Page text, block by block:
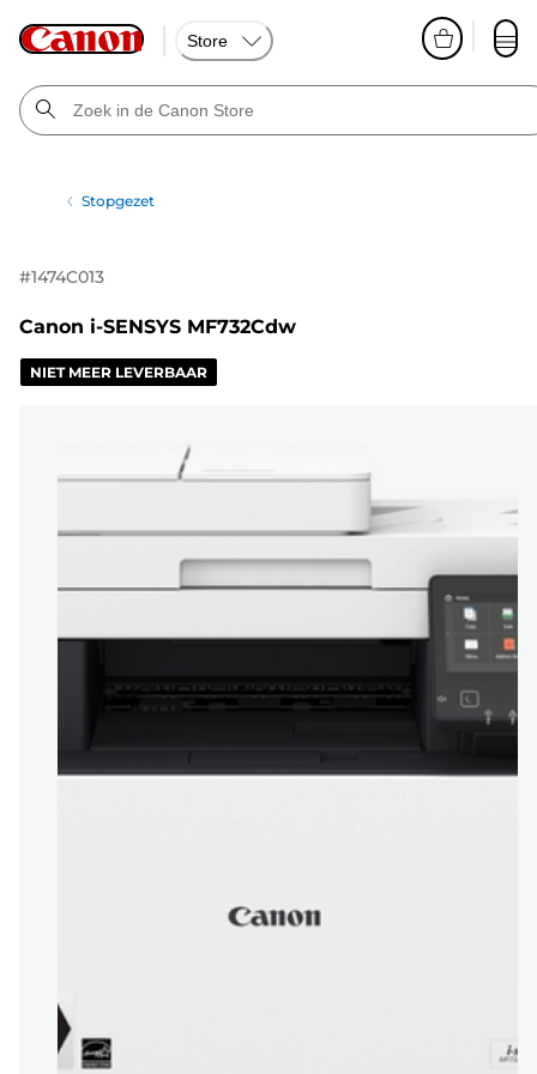
Store
Stopgezet
#1474C013
Canon i-SENSYS MF732Cdw
NIET MEER LEVERBAAR